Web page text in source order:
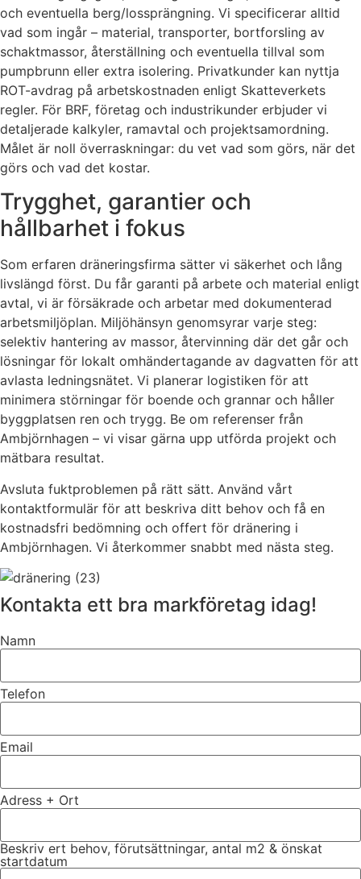
och eventuella berg/lossprängning. Vi specificerar alltid
vad som ingår – material, transporter, bortforsling av
schaktmassor, återställning och eventuella tillval som
pumpbrunn eller extra isolering. Privatkunder kan nyttja
ROT-avdrag på arbetskostnaden enligt Skatteverkets
regler. För BRF, företag och industrikunder erbjuder vi
detaljerade kalkyler, ramavtal och projektsamordning.
Målet är noll överraskningar: du vet vad som görs, när det
görs och vad det kostar.
Trygghet, garantier och
hållbarhet i fokus
Som erfaren dräneringsfirma sätter vi säkerhet och lång
livslängd först. Du får garanti på arbete och material enligt
avtal, vi är försäkrade och arbetar med dokumenterad
arbetsmiljöplan. Miljöhänsyn genomsyrar varje steg:
selektiv hantering av massor, återvinning där det går och
lösningar för lokalt omhändertagande av dagvatten för att
avlasta ledningsnätet. Vi planerar logistiken för att
minimera störningar för boende och grannar och håller
byggplatsen ren och trygg. Be om referenser från
Ambjörnhagen – vi visar gärna upp utförda projekt och
mätbara resultat.
Avsluta fuktproblemen på rätt sätt. Använd vårt
kontaktformulär för att beskriva ditt behov och få en
kostnadsfri bedömning och offert för dränering i
Ambjörnhagen. Vi återkommer snabbt med nästa steg.
Kontakta ett bra markföretag idag!
Namn
Telefon
Email
Adress + Ort
Beskriv ert behov, förutsättningar, antal m2 & önskat
startdatum